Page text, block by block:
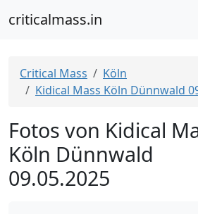
criticalmass.in
Critical Mass
Köln
Kidical Mass Köln Dünnwald
Fotos von Kidical
Köln Dünnwald
09.05.2025